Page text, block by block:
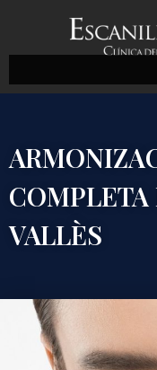
VALLÈS